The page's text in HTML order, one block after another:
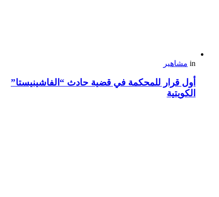
in مشاهير
أول قرار للمحكمة في قضية حادث “الفاشينيستا”
الكويتية